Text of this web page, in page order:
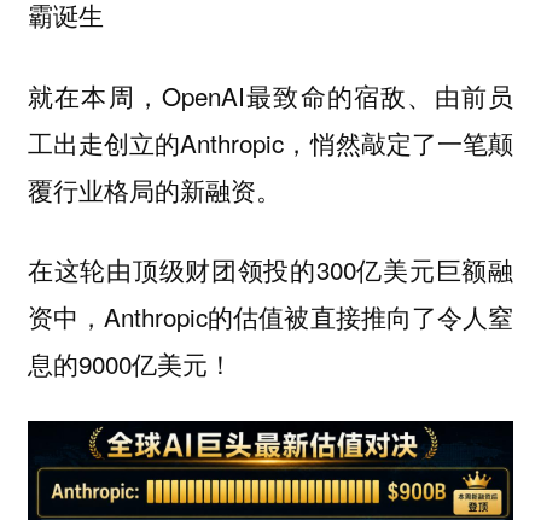
霸诞生
就在本周，OpenAI最致命的宿敌、由前员
工出走创立的Anthropic，悄然敲定了一笔颠
覆行业格局的新融资。
在这轮由顶级财团领投的300亿美元巨额融
资中，Anthropic的估值被直接推向了令人窒
息的9000亿美元！